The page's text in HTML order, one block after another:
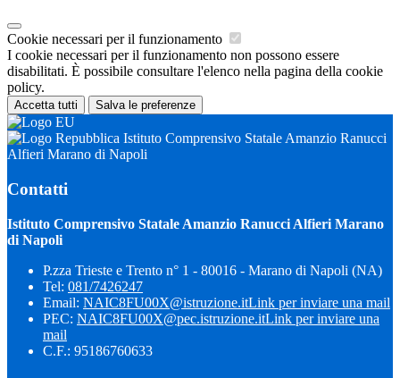
Cookie necessari per il funzionamento
I cookie necessari per il funzionamento non possono essere
disabilitati. È possibile consultare l'elenco nella pagina della cookie
policy.
Accetta tutti Salva le preferenze
Istituto Comprensivo Statale Amanzio Ranucci
Alfieri Marano di Napoli
Contatti
Istituto Comprensivo Statale Amanzio Ranucci Alfieri Marano
di Napoli
P.zza Trieste e Trento n° 1 - 80016 - Marano di Napoli (NA)
Tel: 081/7426247
Email: NAIC8FU00X@istruzione.itLink per inviare una mail
PEC: NAIC8FU00X@pec.istruzione.itLink per inviare una
mail
C.F.: 95186760633